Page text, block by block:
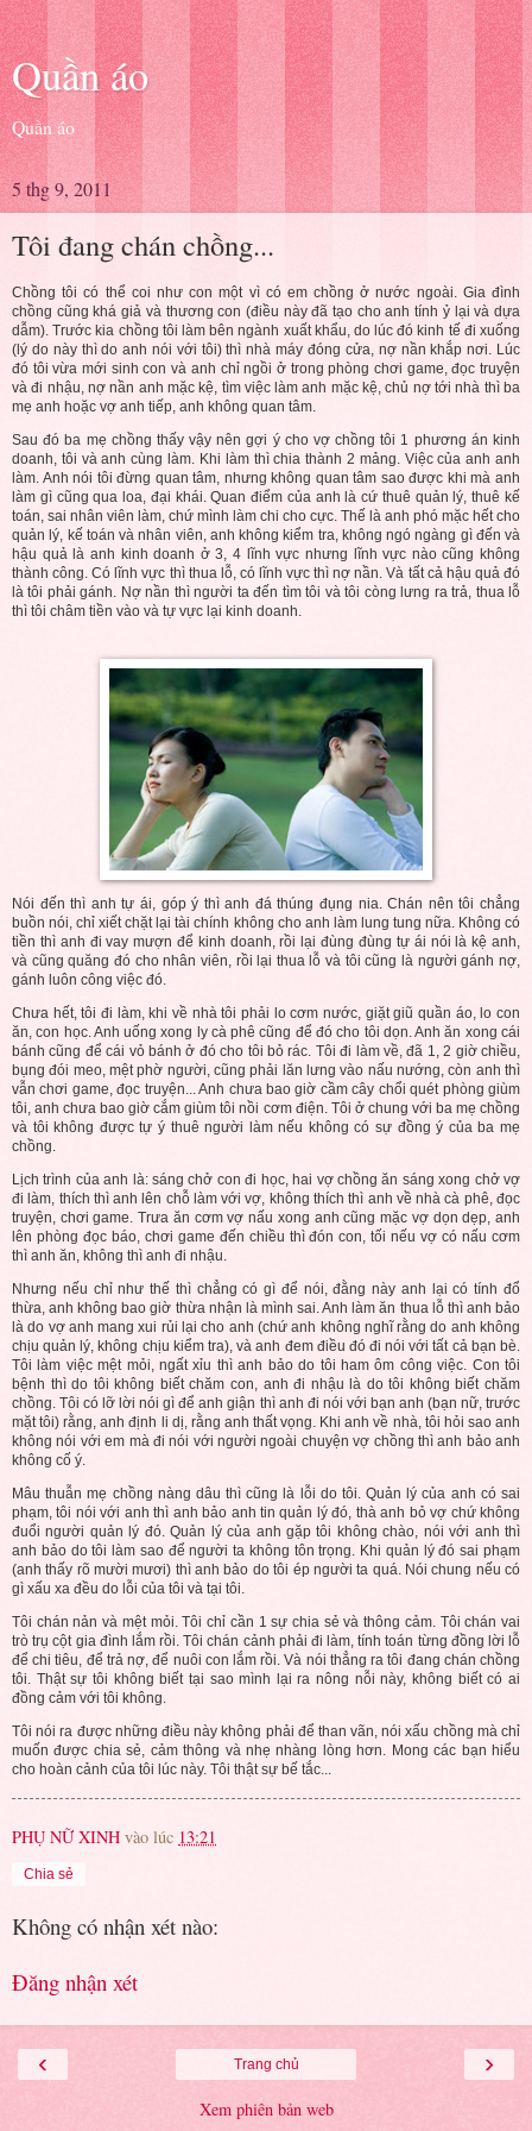
Quần áo
Quần áo
5 thg 9, 2011
Tôi đang chán chồng...
Chồng tôi có thể coi như con một vì có em chồng ở nước ngoài. Gia đình
chồng cũng khá giả và thương con (điều này đã tạo cho anh tính ỷ lại và dựa
dẫm). Trước kia chồng tôi làm bên ngành xuất khẩu, do lúc đó kinh tế đi xuống
(lý do này thì do anh nói với tôi) thì nhà máy đóng cửa, nợ nần khắp nơi. Lúc
đó tôi vừa mới sinh con và anh chỉ ngồi ở trong phòng chơi game, đọc truyện
và đi nhậu, nợ nần anh mặc kệ, tìm việc làm anh mặc kệ, chủ nợ tới nhà thì ba
mẹ anh hoặc vợ anh tiếp, anh không quan tâm.
Sau đó ba mẹ chồng thấy vậy nên gợi ý cho vợ chồng tôi 1 phương án kinh
doanh, tôi và anh cùng làm. Khi làm thì chia thành 2 mảng. Việc của anh anh
làm. Anh nói tôi đừng quan tâm, nhưng không quan tâm sao được khi mà anh
làm gì cũng qua loa, đại khái. Quan điểm của anh là cứ thuê quản lý, thuê kế
toán, sai nhân viên làm, chứ mình làm chi cho cực. Thế là anh phó mặc hết cho
quản lý, kế toán và nhân viên, anh không kiểm tra, không ngó ngàng gì đến và
hậu quả là anh kinh doanh ở 3, 4 lĩnh vực nhưng lĩnh vực nào cũng không
thành công. Có lĩnh vực thì thua lỗ, có lĩnh vực thì nợ nần. Và tất cả hậu quả đó
là tôi phải gánh. Nợ nần thì người ta đến tìm tôi và tôi còng lưng ra trả, thua lỗ
thì tôi châm tiền vào và tự vực lại kinh doanh.
Nói đến thì anh tự ái, góp ý thì anh đá thúng đụng nia. Chán nên tôi chẳng
buồn nói, chỉ xiết chặt lại tài chính không cho anh làm lung tung nữa. Không có
tiền thì anh đi vay mượn để kinh doanh, rồi lại đùng đùng tự ái nói là kệ anh,
và cũng quăng đó cho nhân viên, rồi lại thua lỗ và tôi cũng là người gánh nợ,
gánh luôn công việc đó.
Chưa hết, tôi đi làm, khi về nhà tôi phải lo cơm nước, giặt giũ quần áo, lo con
ăn, con học. Anh uống xong ly cà phê cũng để đó cho tôi dọn. Anh ăn xong cái
bánh cũng để cái vỏ bánh ở đó cho tôi bỏ rác. Tôi đi làm về, đã 1, 2 giờ chiều,
bụng đói meo, mệt phờ người, cũng phải lăn lưng vào nấu nướng, còn anh thì
vẫn chơi game, đọc truyện... Anh chưa bao giờ cầm cây chổi quét phòng giùm
tôi, anh chưa bao giờ cắm giùm tôi nồi cơm điện. Tôi ở chung với ba mẹ chồng
và tôi không được tự ý thuê người làm nếu không có sự đồng ý của ba mẹ
chồng.
Lịch trình của anh là: sáng chở con đi học, hai vợ chồng ăn sáng xong chở vợ
đi làm, thích thì anh lên chỗ làm với vợ, không thích thì anh về nhà cà phê, đọc
truyện, chơi game. Trưa ăn cơm vợ nấu xong anh cũng mặc vợ dọn dẹp, anh
lên phòng đọc báo, chơi game đến chiều thì đón con, tối nếu vợ có nấu cơm
thì anh ăn, không thì anh đi nhậu.
Nhưng nếu chỉ như thế thì chẳng có gì để nói, đằng này anh lại có tính đổ
thừa, anh không bao giờ thừa nhận là mình sai. Anh làm ăn thua lỗ thì anh bảo
là do vợ anh mang xui rủi lại cho anh (chứ anh không nghĩ rằng do anh không
chịu quản lý, không chịu kiểm tra), và anh đem điều đó đi nói với tất cả bạn bè.
Tôi làm việc mệt mỏi, ngất xỉu thì anh bảo do tôi ham ôm công việc. Con tôi
bệnh thì do tôi không biết chăm con, anh đi nhậu là do tôi không biết chăm
chồng. Tôi có lỡ lời nói gì để anh giận thì anh đi nói với bạn anh (bạn nữ, trước
mặt tôi) rằng, anh định li dị, rằng anh thất vọng. Khi anh về nhà, tôi hỏi sao anh
không nói với em mà đi nói với người ngoài chuyện vợ chồng thì anh bảo anh
không cố ý.
Mâu thuẫn mẹ chồng nàng dâu thì cũng là lỗi do tôi. Quản lý của anh có sai
phạm, tôi nói với anh thì anh bảo anh tin quản lý đó, thà anh bỏ vợ chứ không
đuổi người quản lý đó. Quản lý của anh gặp tôi không chào, nói với anh thì
anh bảo do tôi làm sao để người ta không tôn trọng. Khi quản lý đó sai phạm
(anh thấy rõ mười mươi) thì anh bảo do tôi ép người ta quá. Nói chung nếu có
gì xấu xa đều do lỗi của tôi và tại tôi.
Tôi chán nản và mệt mỏi. Tôi chỉ cần 1 sự chia sẻ và thông cảm. Tôi chán vai
trò trụ cột gia đình lắm rồi. Tôi chán cảnh phải đi làm, tính toán từng đồng lời lỗ
để chi tiêu, để trả nợ, để nuôi con lắm rồi. Và nói thẳng ra tôi đang chán chồng
tôi. Thật sự tôi không biết tại sao mình lại ra nông nỗi này, không biết có ai
đồng cảm với tôi không.
Tôi nói ra được những điều này không phải để than vãn, nói xấu chồng mà chỉ
muốn được chia sẻ, cảm thông và nhẹ nhàng lòng hơn. Mong các bạn hiểu
cho hoàn cảnh của tôi lúc này. Tôi thật sự bế tắc...
PHỤ NỮ XINH vào lúc 13:21
Chia sẻ
Không có nhận xét nào:
Đăng nhận xét
‹ ›
Trang chủ
Xem phiên bản web